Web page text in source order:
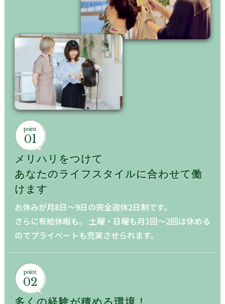
point
01
メリハリをつけて
あなたのライフスタイルに合わせて働
けます
お休みが月8日〜9日の完全週休2日制です。
さらに有給休暇も。 土曜・日曜も月1回〜2回は休める
のでプライベートも充実させられます。
point
02